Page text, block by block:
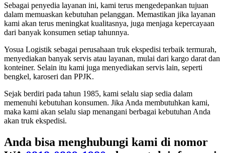
Sebagai penyedia layanan ini, kami terus mengedepankan tujuan
dalam memuaskan kebutuhan pelanggan. Memastikan jika layanan
kami akan terus meningkat kualitasnya, juga menjaga kepercayaan
dari banyak konsumen setiap tahunnya.
Yosua Logistik sebagai perusahaan truk ekspedisi terbaik termurah,
menyediakan banyak servis atau layanan, mulai dari kargo darat dan
konteiner. Selain itu kami juga menyediakan servis lain, seperti
bengkel, karoseri dan PPJK.
Sejak berdiri pada tahun 1985, kami selalu siap sedia dalam
memenuhi kebutuhan konsumen. Jika Anda membutuhkan kami,
maka kami akan selalu siap menangani berbagai kebutuhan Anda
akan truk ekspedisi.
Anda bisa menghubungi kami di nomor